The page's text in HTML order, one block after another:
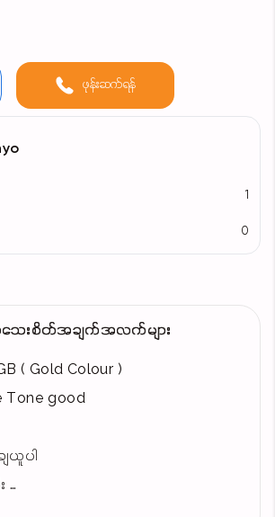
ဖုန်းဆက်ရန်
0
ေးစိတ်အချက်အလက်များ
( Gold Colour )
Tone good
ယူပါ